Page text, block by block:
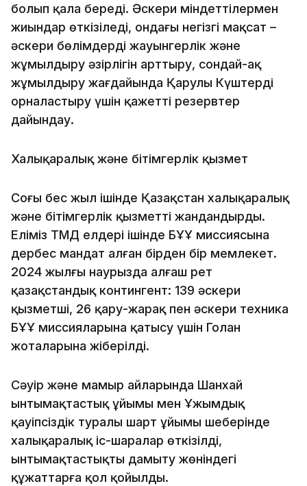
болып қала береді. Әскери міндеттілермен
жиындар өткізіледі, ондағы негізгі мақсат –
әскери бөлімдердің жауынгерлік және
жұмылдыру әзірлігін арттыру, сондай-ақ
жұмылдыру жағдайында Қарулы Күштерді
орналастыру үшін қажетті резервтер
дайындау.
Халықаралық және бітімгерлік қызмет
Соңғы бес жыл ішінде Қазақстан халықаралық
және бітімгерлік қызметті жандандырды.
Еліміз ТМД елдері ішінде БҰҰ миссиясына
дербес мандат алған бірден бір мемлекет.
2024 жылғы наурызда алғаш рет
қазақстандық контингент: 139 әскери
қызметші, 26 қару-жарақ пен әскери техника
БҰҰ миссияларына қатысу үшін Голан
жоталарына жіберілді.
Сәуір және мамыр айларында Шанхай
ынтымақтастық ұйымы мен Ұжымдық
қауіпсіздік туралы шарт ұйымы шеңберінде
халықаралық іс-шаралар өткізілді,
ынтымақтастықты дамыту жөніндегі
құжаттарға қол қойылды.